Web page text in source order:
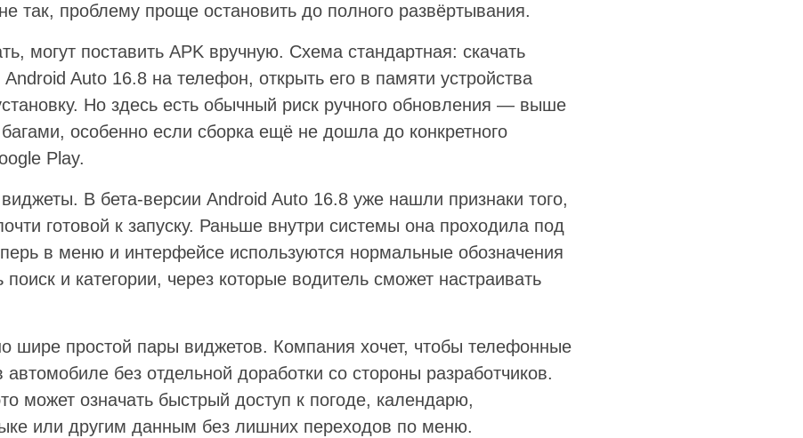
так, проблему проще остановить до полного развёртывания.
могут поставить APK вручную. Схема стандартная: скачать
Auto 16.8 на телефон, открыть его в памяти устройства
Но здесь есть обычный риск ручного обновления — выше
особенно если сборка ещё не дошла до конкретного
Play.
В бета-версии Android Auto 16.8 уже нашли признаки того,
готовой к запуску. Раньше внутри системы она проходила под
в меню и интерфейсе используются нормальные обозначения
и категории, через которые водитель сможет настраивать
шире простой пары виджетов. Компания хочет, чтобы телефонные
без отдельной доработки со стороны разработчиков.
может означать быстрый доступ к погоде, календарю,
или другим данным без лишних переходов по меню.